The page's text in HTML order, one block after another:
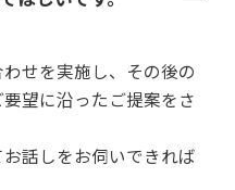
せを実施し、その後の
望に沿ったご提案をさ
話しをお伺いできれば